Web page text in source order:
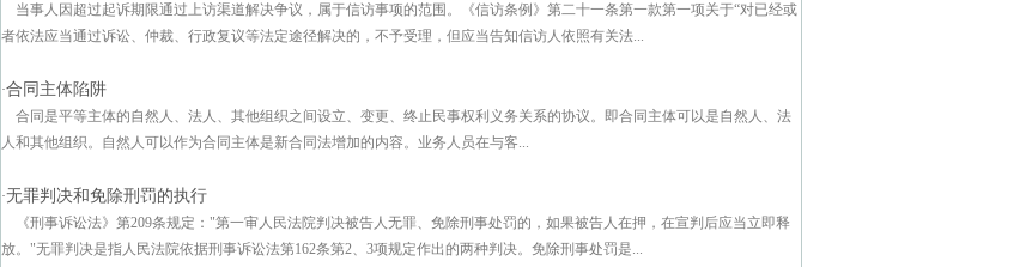
当事人因超过起诉期限通过上访渠道解决争议，属于信访事项的范围。《信访条例》第二十一条第一款第一项关于“对已经或
者依法应当通过诉讼、仲裁、行政复议等法定途径解决的，不予受理，但应当告知信访人依照有关法...
·合同主体陷阱
合同是平等主体的自然人、法人、其他组织之间设立、变更、终止民事权利义务关系的协议。即合同主体可以是自然人、法
人和其他组织。自然人可以作为合同主体是新合同法增加的内容。业务人员在与客...
·无罪判决和免除刑罚的执行
《刑事诉讼法》第209条规定："第一审人民法院判决被告人无罪、免除刑事处罚的，如果被告人在押，在宣判后应当立即释
放。"无罪判决是指人民法院依据刑事诉讼法第162条第2、3项规定作出的两种判决。免除刑事处罚是...